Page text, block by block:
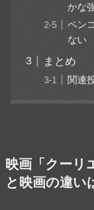
かな
ペン
ない
まとめ
関連
映画「クーリ
と映画の違い